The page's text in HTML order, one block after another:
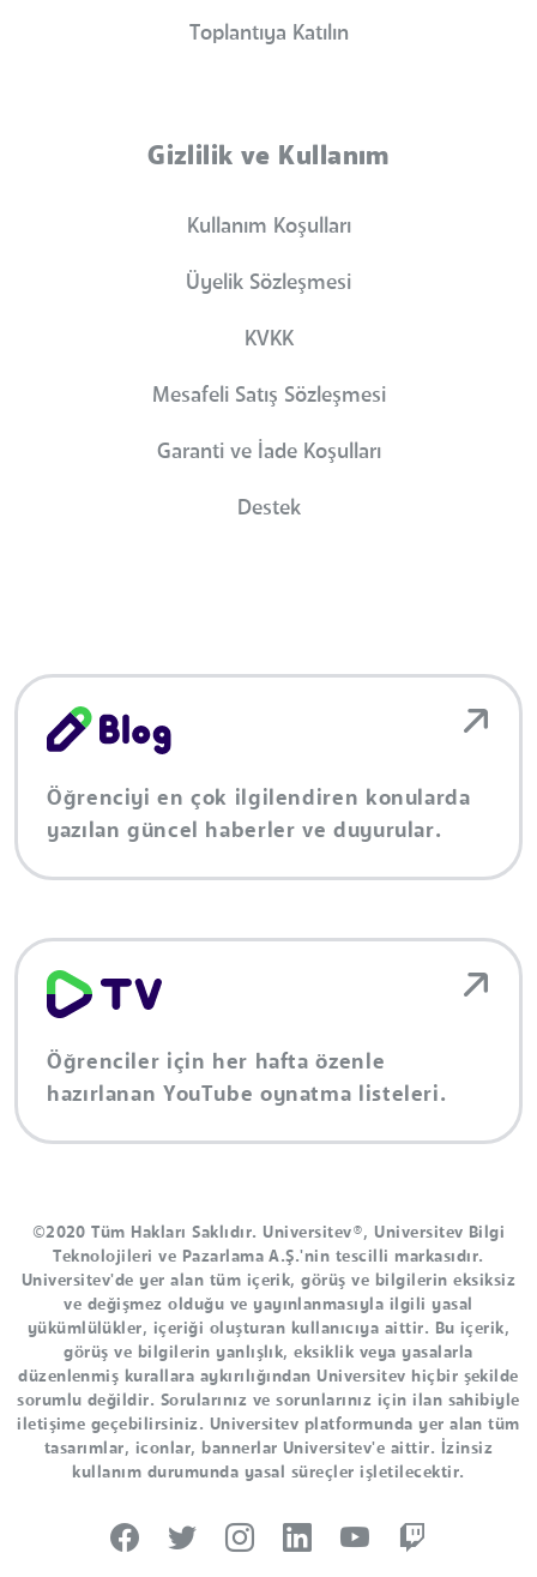
Toplantıya Katılın
Gizlilik ve Kullanım
Kullanım Koşulları
Üyelik Sözleşmesi
KVKK
Mesafeli Satış Sözleşmesi
Garanti ve İade Koşulları
Destek
Öğrenciyi en çok ilgilendiren konularda
yazılan güncel haberler ve duyurular.
Öğrenciler için her hafta özenle
hazırlanan YouTube oynatma listeleri.
©2020 Tüm Hakları Saklıdır. Universitev®, Universitev Bilgi
Teknolojileri ve Pazarlama A.Ş.'nin tescilli markasıdır.
Universitev'de yer alan tüm içerik, görüş ve bilgilerin eksiksiz
ve değişmez olduğu ve yayınlanmasıyla ilgili yasal
yükümlülükler, içeriği oluşturan kullanıcıya aittir. Bu içerik,
görüş ve bilgilerin yanlışlık, eksiklik veya yasalarla
düzenlenmiş kurallara aykırılığından Universitev hiçbir şekilde
sorumlu değildir. Sorularınız ve sorunlarınız için ilan sahibiyle
iletişime geçebilirsiniz. Universitev platformunda yer alan tüm
tasarımlar, iconlar, bannerlar Universitev'e aittir. İzinsiz
kullanım durumunda yasal süreçler işletilecektir.